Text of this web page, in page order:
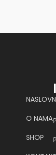
O NAMA
SHOP